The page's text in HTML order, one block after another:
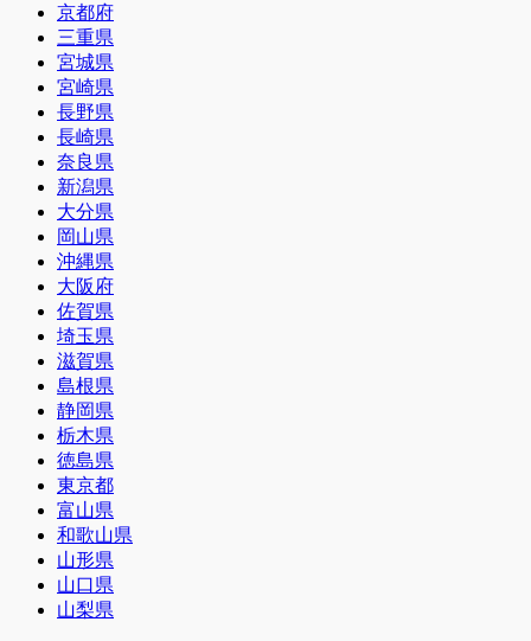
京都府
三重県
宮城県
宮崎県
長野県
長崎県
奈良県
新潟県
大分県
岡山県
沖縄県
大阪府
佐賀県
埼玉県
滋賀県
島根県
静岡県
栃木県
徳島県
東京都
富山県
和歌山県
山形県
山口県
山梨県